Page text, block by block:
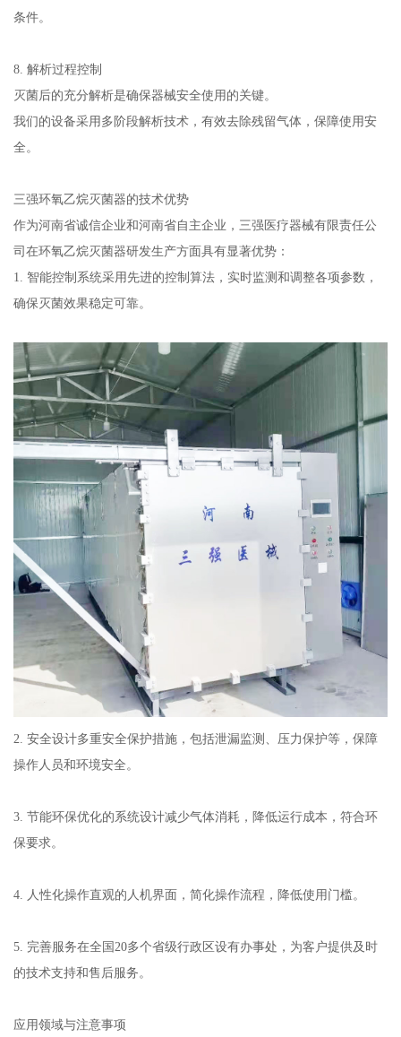
条件。
8. 解析过程控制
灭菌后的充分解析是确保器械安全使用的关键。
我们的设备采用多阶段解析技术，有效去除残留气体，保障使用安
全。
三强环氧乙烷灭菌器的技术优势
作为河南省诚信企业和河南省自主企业，三强医疗器械有限责任公
司在环氧乙烷灭菌器研发生产方面具有显著优势：
1. 智能控制系统采用先进的控制算法，实时监测和调整各项参数，
确保灭菌效果稳定可靠。
2. 安全设计多重安全保护措施，包括泄漏监测、压力保护等，保障
操作人员和环境安全。
3. 节能环保优化的系统设计减少气体消耗，降低运行成本，符合环
保要求。
4. 人性化操作直观的人机界面，简化操作流程，降低使用门槛。
5. 完善服务在全国20多个省级行政区设有办事处，为客户提供及时
的技术支持和售后服务。
应用领域与注意事项